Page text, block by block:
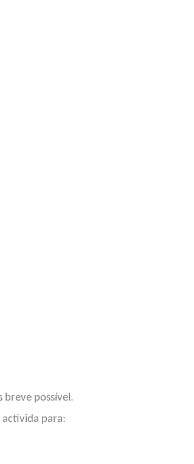
breve possível.
activida para: